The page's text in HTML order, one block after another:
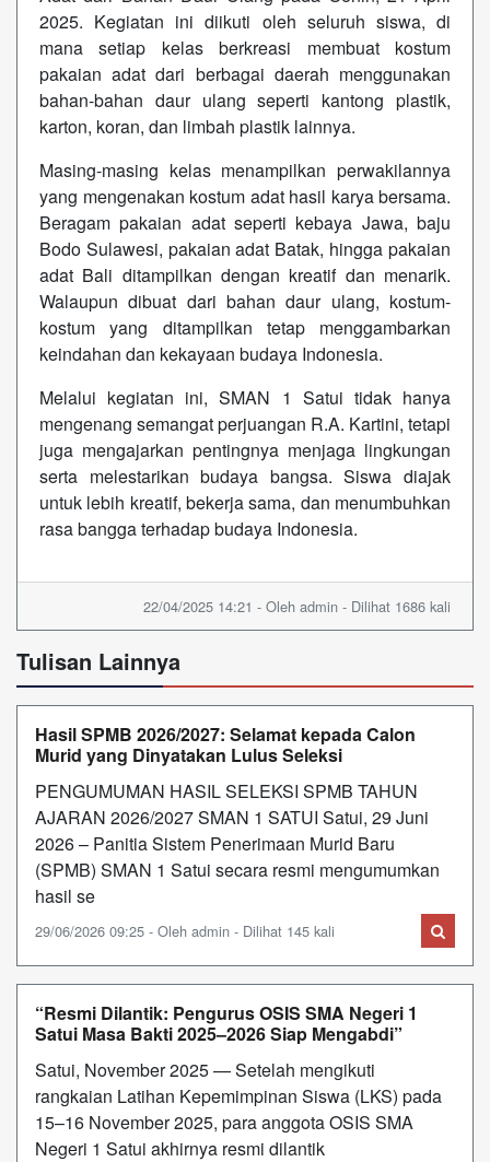
2025. Kegiatan ini diikuti oleh seluruh siswa, di
mana setiap kelas berkreasi membuat kostum
pakaian adat dari berbagai daerah menggunakan
bahan-bahan daur ulang seperti kantong plastik,
karton, koran, dan limbah plastik lainnya.
Masing-masing kelas menampilkan perwakilannya
yang mengenakan kostum adat hasil karya bersama.
Beragam pakaian adat seperti kebaya Jawa, baju
Bodo Sulawesi, pakaian adat Batak, hingga pakaian
adat Bali ditampilkan dengan kreatif dan menarik.
Walaupun dibuat dari bahan daur ulang, kostum-
kostum yang ditampilkan tetap menggambarkan
keindahan dan kekayaan budaya Indonesia.
Melalui kegiatan ini, SMAN 1 Satui tidak hanya
mengenang semangat perjuangan R.A. Kartini, tetapi
juga mengajarkan pentingnya menjaga lingkungan
serta melestarikan budaya bangsa. Siswa diajak
untuk lebih kreatif, bekerja sama, dan menumbuhkan
rasa bangga terhadap budaya Indonesia.
22/04/2025 14:21 - Oleh admin - Dilihat 1686 kali
Tulisan Lainnya
Hasil SPMB 2026/2027: Selamat kepada Calon
Murid yang Dinyatakan Lulus Seleksi
PENGUMUMAN HASIL SELEKSI SPMB TAHUN
AJARAN 2026/2027 SMAN 1 SATUI Satui, 29 Juni
2026 – Panitia Sistem Penerimaan Murid Baru
(SPMB) SMAN 1 Satui secara resmi mengumumkan
hasil se
29/06/2026 09:25 - Oleh admin - Dilihat 145 kali
“Resmi Dilantik: Pengurus OSIS SMA Negeri 1
Satui Masa Bakti 2025–2026 Siap Mengabdi”
Satui, November 2025 — Setelah mengikuti
rangkaian Latihan Kepemimpinan Siswa (LKS) pada
15–16 November 2025, para anggota OSIS SMA
Negeri 1 Satui akhirnya resmi dilantik